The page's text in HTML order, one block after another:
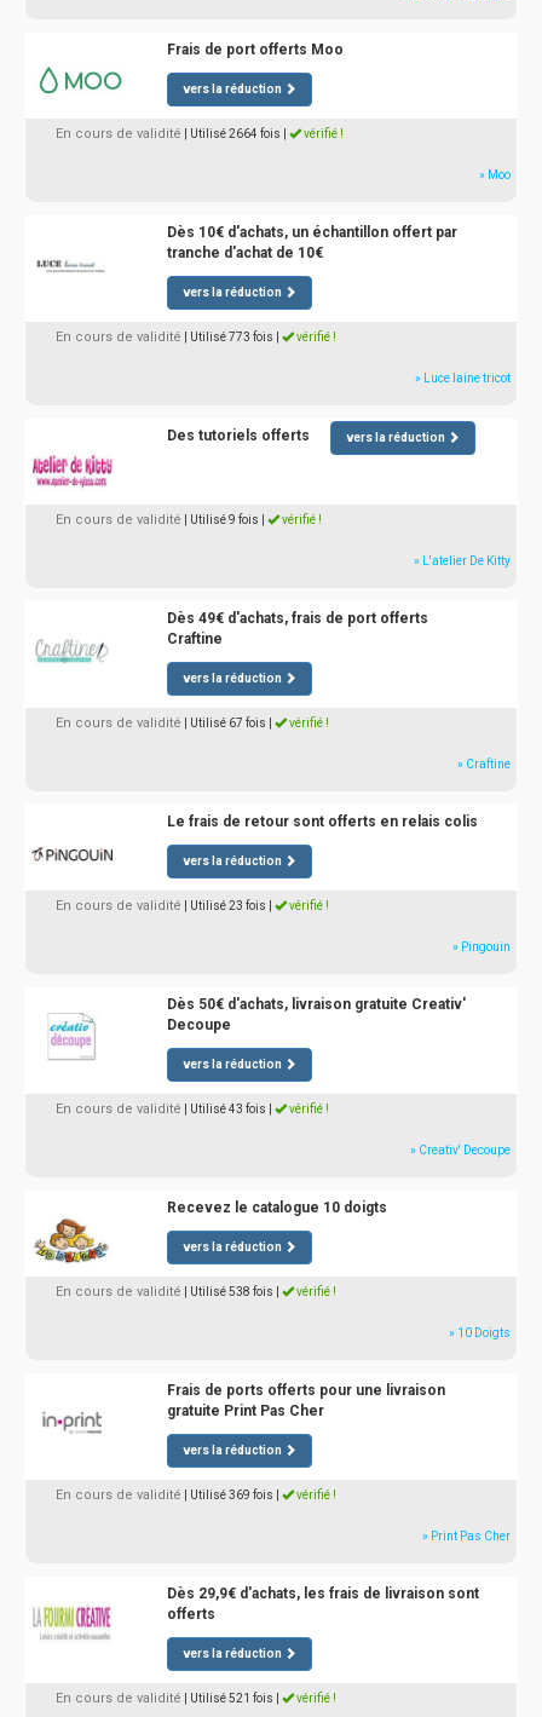
Frais de port offerts Moo
vers la réduction
En cours de validité | Utilisé 2664 fois vérifié !
» Moo
Dès 10€ d'achats, un échantillon offert par
tranche d'achat de 10€
vers la réduction
En cours de validité | Utilisé 773 fois vérifié !
» Luce laine tricot
Des tutoriels offerts vers la réduction
En cours de validité | Utilisé 9 fois vérifié !
» L'atelier De Kitty
Dès 49€ d'achats, frais de port offerts
Craftine
vers la réduction
En cours de validité | Utilisé 67 fois vérifié !
» Craftine
Le frais de retour sont offerts en relais colis
vers la réduction
En cours de validité | Utilisé 23 fois vérifié !
» Pingouin
Dès 50€ d'achats, livraison gratuite Creativ'
Decoupe
vers la réduction
En cours de validité | Utilisé 43 fois vérifié !
» Creativ' Decoupe
Recevez le catalogue 10 doigts
vers la réduction
En cours de validité | Utilisé 538 fois vérifié !
» 10 Doigts
Frais de ports offerts pour une livraison
gratuite Print Pas Cher
vers la réduction
En cours de validité | Utilisé 369 fois vérifié !
» Print Pas Cher
Dès 29,9€ d'achats, les frais de livraison sont
offerts
vers la réduction
En cours de validité | Utilisé 521 fois vérifié !